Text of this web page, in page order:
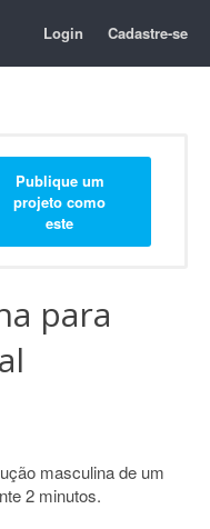
Login Cadastre-se
Publique um
projeto como
este
para
masculina de um
2 minutos.